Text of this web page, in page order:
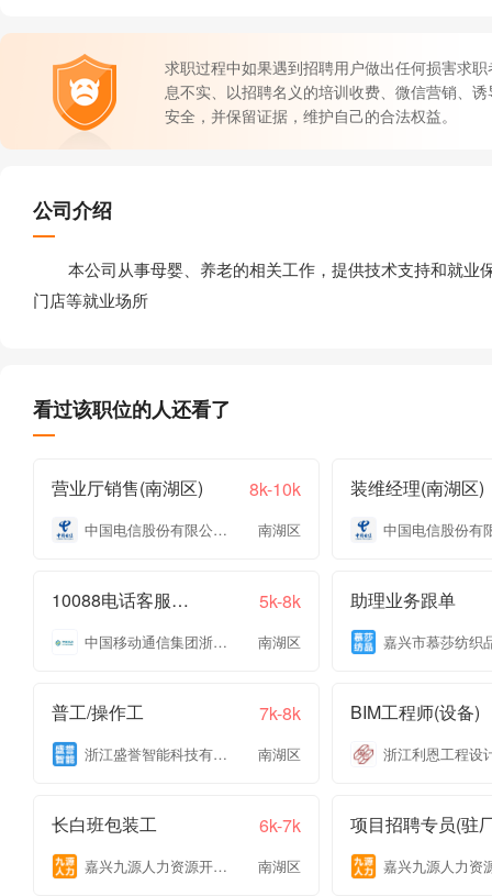
求职过程中如果遇到招聘用户做出任何损害求
息不实、以招聘名义的培训收费、微信营销、
安全，并保留证据，维护自己的合法权益。
公司介绍
本公司从事母婴、养老的相关工作，提供技术支持和就业
门店等就业场所
看过该职位的人还看了
营业厅销售(南湖区) 8k-10k
中国电信股份有限公司嘉兴分公司 南湖区
装维经理(南湖区)
10088电话客服专员 5k-8k
中国移动通信集团浙江有限公司嘉兴分公司 南湖区
助理业务跟单
普工/操作工 7k-8k
浙江盛誉智能科技有限公司 南湖区
BIM工程师(设备)
长白班包装工 6k-7k
嘉兴九源人力资源开发有限公司 南湖区
项目招聘专员(驻